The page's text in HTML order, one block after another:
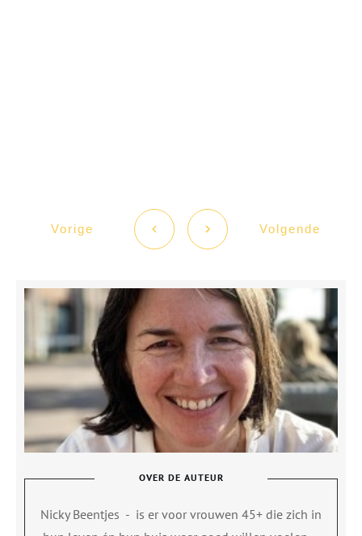
Vorige Volgende
OVER DE AUTEUR
Nicky Beentjes - is er voor vrouwen 45+ die zich in